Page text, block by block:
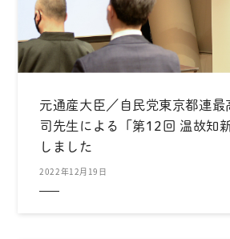
元通産大臣／自民党東京都連
司先生による「第12回 温故知
しました
2022年12月19日